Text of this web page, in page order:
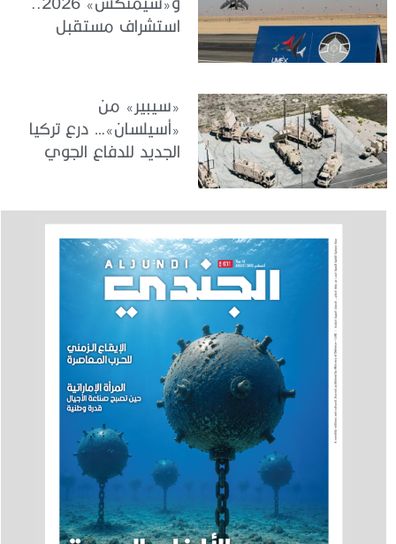
استشراف مستقبل
«سيبير» من
«أسيلسان»… درع تركيا
الجديد للدفاع الجوي